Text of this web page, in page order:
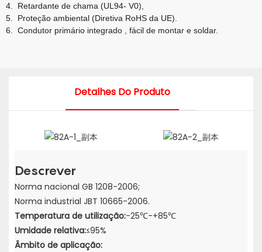
4.
Retardante de chama (UL94- V0),
5.
Proteção ambiental (Diretiva RoHS da UE).
6.
Condutor primário integrado fácil de montar e soldar.
Detalhes Do Produto
Descrever
Norma nacional GB 1208-2006;
Norma industrial JBT 10665-2006.
Temperatura de utilização:-25℃-+85℃
Umidade relativa:≤95%
Âmbito de aplicação: